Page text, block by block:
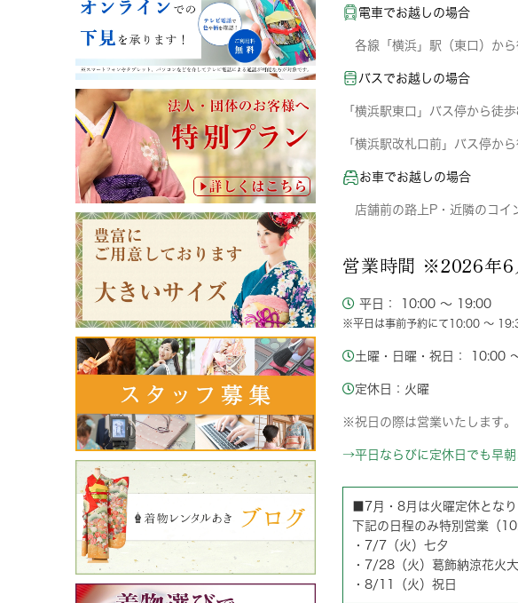
電車でお越しの場合
各線「横浜」駅（東口）か
バスでお越しの場合
「横浜駅東口」バス停から徒
「横浜駅改札口前」バス停か
お車でお越しの場合
店舗前の路上P・近隣のコイ
営業時間 ※2026年6
平日： 10:00 ～ 19:00
※平日は事前予約にて10:00 ～
土曜・日曜・祝日： 10:00
定休日：火曜
※祝日の際は営業いたします。
→平日ならびに定休日でも早
■7月・8月は火曜定休となり
下記の日程のみ特別営業（
・7/7（火）七夕
・7/28（火）葛飾納涼花火
・8/11（火）祝日